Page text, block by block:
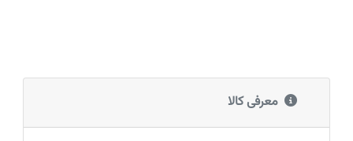
معرفی کالا